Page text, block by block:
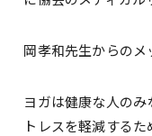
岡孝和先生からのメ
ヨガは健康な人の
トレスを軽減する